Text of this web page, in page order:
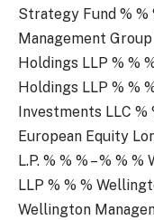
Strategy Fund % %
Management
Holdings LLP % %
Holdings LLP % %
Investments LLC
European Equity
L.P. % % % – % %
LLP % % %
Wellington